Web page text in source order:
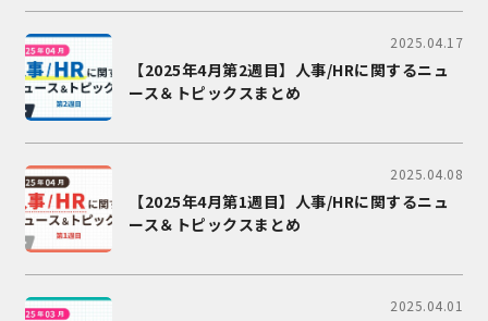
2025.04.17
【2025年4月第2週目】人事/HRに関するニュ
ース＆トピックスまとめ
2025.04.08
【2025年4月第1週目】人事/HRに関するニュ
ース＆トピックスまとめ
2025.04.01